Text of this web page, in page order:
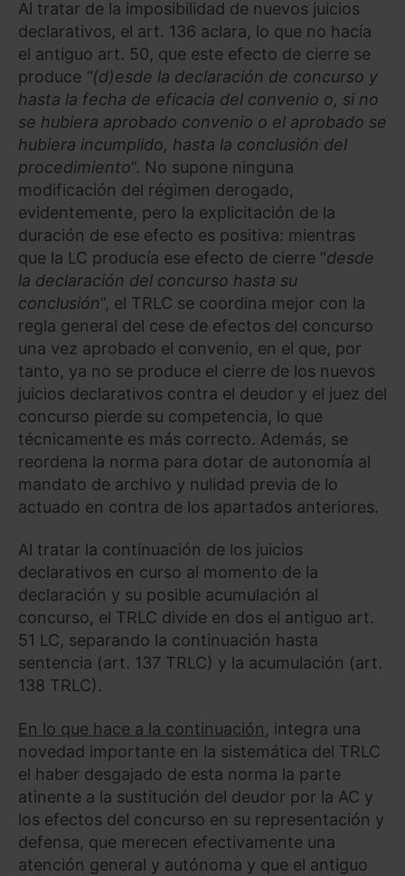
Al tratar de la imposibilidad de nuevos juicios
declarativos, el art. 136 aclara, lo que no hacía
el antiguo art. 50, que este efecto de cierre se
produce “(d)esde la declaración de concurso y
hasta la fecha de eficacia del convenio o, si no
se hubiera aprobado convenio o el aprobado se
hubiera incumplido, hasta la conclusión del
procedimiento”. No supone ninguna
modificación del régimen derogado,
evidentemente, pero la explicitación de la
duración de ese efecto es positiva: mientras
que la LC producía ese efecto de cierre “desde
la declaración del concurso hasta su
conclusión”, el TRLC se coordina mejor con la
regla general del cese de efectos del concurso
una vez aprobado el convenio, en el que, por
tanto, ya no se produce el cierre de los nuevos
juicios declarativos contra el deudor y el juez del
concurso pierde su competencia, lo que
técnicamente es más correcto. Además, se
reordena la norma para dotar de autonomía al
mandato de archivo y nulidad previa de lo
actuado en contra de los apartados anteriores.
Al tratar la continuación de los juicios
declarativos en curso al momento de la
declaración y su posible acumulación al
concurso, el TRLC divide en dos el antiguo art.
51 LC, separando la continuación hasta
sentencia (art. 137 TRLC) y la acumulación (art.
138 TRLC).
En lo que hace a la continuación, integra una
novedad importante en la sistemática del TRLC
el haber desgajado de esta norma la parte
atinente a la sustitución del deudor por la AC y
los efectos del concurso en su representación y
defensa, que merecen efectivamente una
atención general y autónoma y que el antiguo